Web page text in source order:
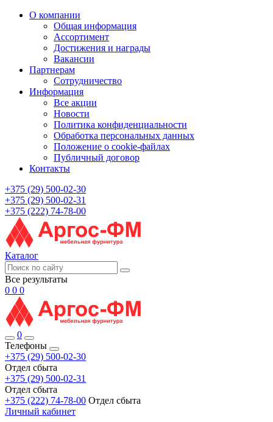
О компании
Общая информация
Ассортимент
Достижения и награды
Вакансии
Партнерам
Сотрудничество
Информация
Все акции
Новости
Политика конфиденциальности
Обработка персональных данных
Положение о cookie-файлах
Публичный договор
Контакты
+375 (29) 500-02-30
+375 (29) 500-02-31
+375 (222) 74-78-00
Каталог
Все результаты
0 0 0
0
Телефоны
+375 (29) 500-02-30
Отдел сбыта
+375 (29) 500-02-31
Отдел сбыта
+375 (222) 74-78-00 Отдел сбыта
Личный кабинет